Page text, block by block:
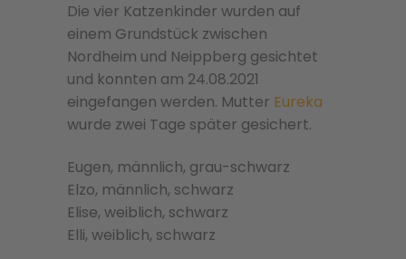
Die vier Katzenkinder wurden auf
einem Grundstück zwischen
Nordheim und Neippberg gesichtet
und konnten am 24.08.2021
eingefangen werden. Mutter Eureka
wurde zwei Tage später gesichert.
Eugen, männlich, grau-schwarz
Elzo, männlich, schwarz
Elise, weiblich, schwarz
Elli, weiblich, schwarz